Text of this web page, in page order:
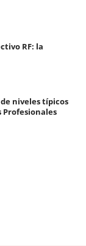
RF: la
de niveles típicos
Profesionales